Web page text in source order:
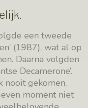
een tweede
(1987), wat al op
Daarna volgden
Decamerone’.
gekomen,
moment niet